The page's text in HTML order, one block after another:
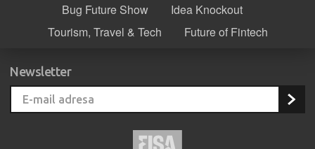
Bug Future Show
Idea Knockout
Tourism, Travel & Tech
Future of Fintech
Newsletter